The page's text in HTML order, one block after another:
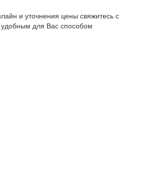
и уточнения цены свяжитесь с
для Вас способом